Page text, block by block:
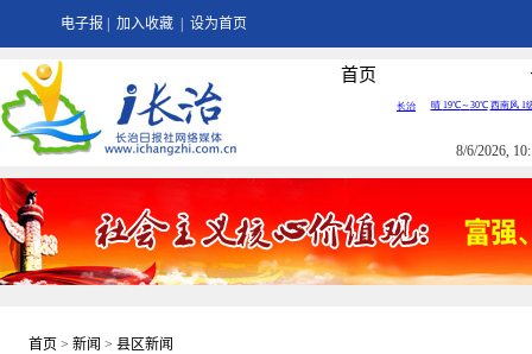
电子报 加入收藏 设为首页
首页
8/6/2026,
首页 > 新闻 > 县区新闻